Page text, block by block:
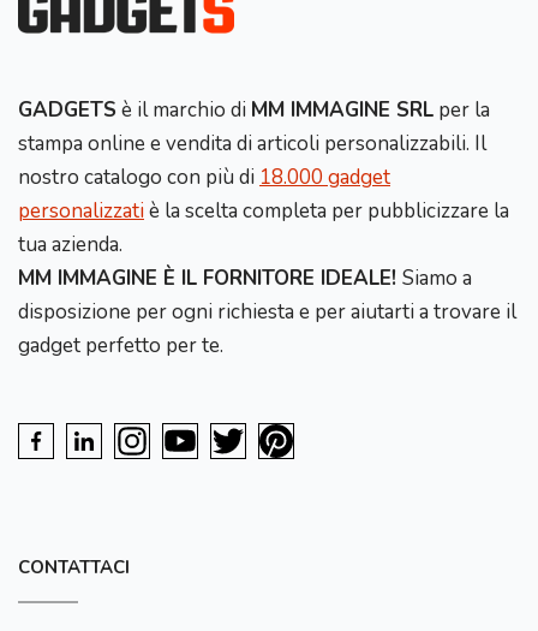
GADGETS è il marchio di MM IMMAGINE SRL per la
stampa online e vendita di articoli personalizzabili. Il
nostro catalogo con più di 18.000 gadget
personalizzatiè la scelta completa per pubblicizzare la
tua azienda.
MM IMMAGINE È IL FORNITORE IDEALE! Siamo a
disposizione per ogni richiesta e per aiutarti a trovare il
gadget perfetto per te.
CONTATTACI